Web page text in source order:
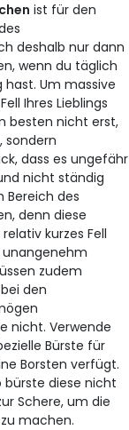
ist für den
deshalb nur dann
wenn du täglich
hast. Um massive
Ihres Lieblings
besten nicht erst,
sondern
dass es ungefähr
nicht ständig
Bereich des
denn diese
kurzes Fell
unangenehm
zudem
den
nicht. Verwende
Bürste für
Borsten verfügt.
bürste diese nicht
Schere, um die
machen.